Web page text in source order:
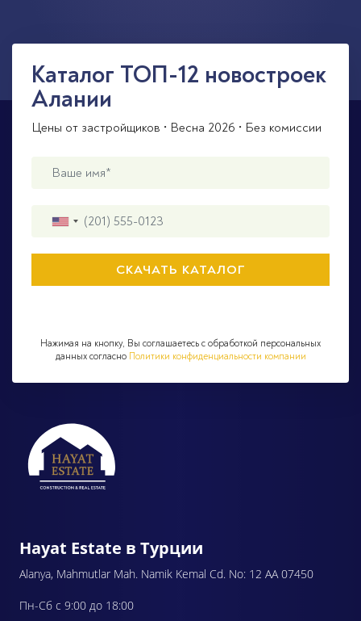
Каталог ТОП-12 новостроек
Алании
Цены от застройщиков • Весна 2026 • Без комиссии
Нажимая на кнопку, Вы соглашаетесь с обработкой персональных
данных согласно Политики конфиденциальности компании
Hayat Estate в Турции
Alanya, Mahmutlar Mah. Namik Kemal Cd. No: 12 AA 07450
Пн-Сб с 9:00 до 18:00